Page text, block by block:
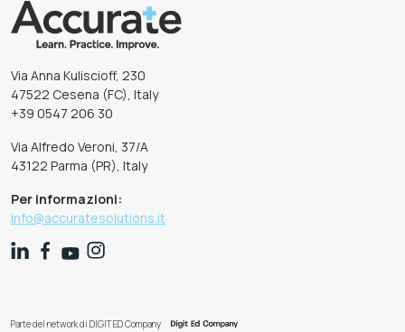
Via Anna Kuliscioff, 230
47522 Cesena (FC), Italy
+39 0547 206 30
Via Alfredo Veroni, 37/A
43122 Parma (PR), Italy
Per informazioni:
info@accuratesolutions.it
Parte del network di DIGIT ED Company